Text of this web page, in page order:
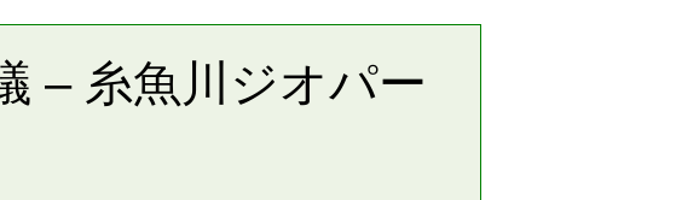
– 糸魚川ジオパー